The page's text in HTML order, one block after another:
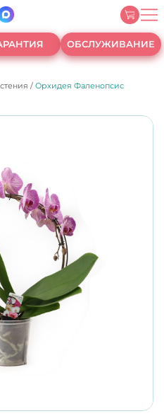
ОБСЛУЖИВАНИЕ
/Орхидея Фаленопсис